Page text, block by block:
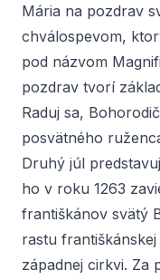
Mária na pozdrav
chválospevom,
pod názvom
pozdrav tvorí
Raduj sa,
posvätného
Druhý júl
ho v roku 1263
františkánov svätý
rastu
západnej cirkvi. Za